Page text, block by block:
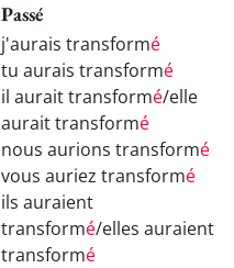
Passé
j'aurais transformé
tu aurais transformé
il aurait transformé/elle
aurait transformé
nous aurions transformé
vous auriez transformé
ils auraient
transformé/elles auraient
transformé